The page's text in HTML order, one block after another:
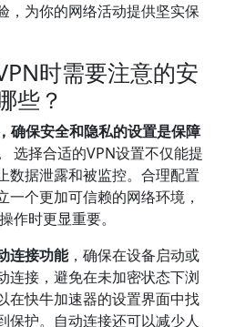
，为你的网络活动提供坚实保
时需要注意的安
些？
确保安全和隐私的设置是保障
选择合适的VPN设置不仅能提
数据泄露和被监控。合理配置
个更加可信赖的网络环境，
作时更显重要。
连接功能，确保在设备启动或
连接，避免在未加密状态下浏
在快牛加速器的设置界面中找
保护。自动连接还可以减少人